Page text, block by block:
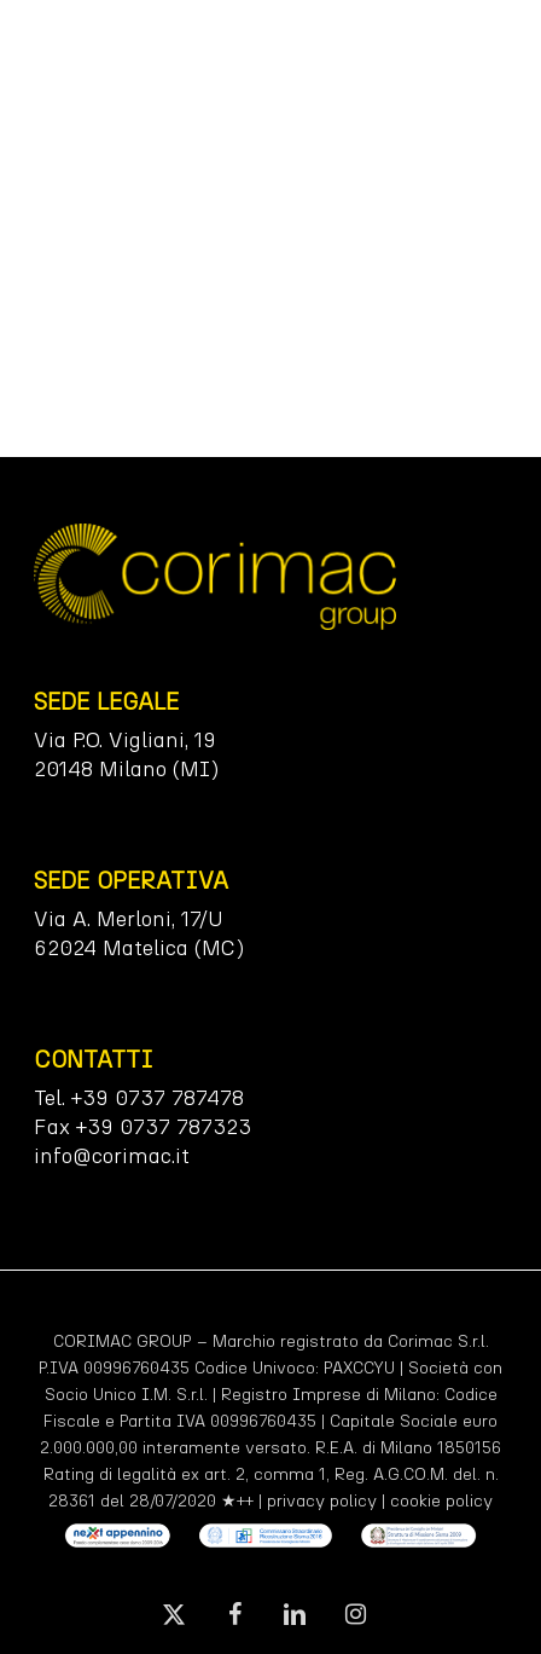
SEDE LEGALE
Via P.O. Vigliani, 19
20148 Milano (MI)
SEDE OPERATIVA
Via A. Merloni, 17/U
62024 Matelica (MC)
CONTATTI
Tel. +39 0737 787478
Fax +39 0737 787323
info@corimac.it
CORIMAC GROUP – Marchio registrato da Corimac S.r.l.
P.IVA 00996760435 Codice Univoco: PAXCCYU | Società con
Socio Unico I.M. S.r.l. | Registro Imprese di Milano: Codice
Fiscale e Partita IVA 00996760435 | Capitale Sociale euro
2.000.000,00 interamente versato. R.E.A. di Milano 1850156
Rating di legalità ex art. 2, comma 1, Reg. A.G.CO.M. del. n.
28361 del 28/07/2020 ★++ | privacy policy | cookie policy
x-
facebooklinkedin instagram